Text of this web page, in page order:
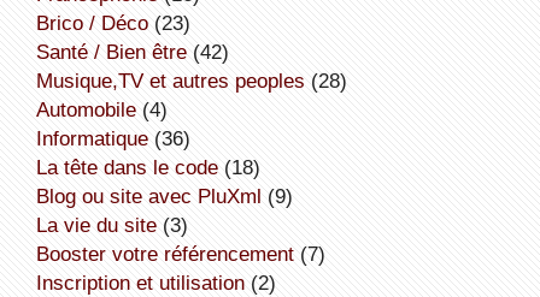
Brico / Déco(23)
Santé / Bien être(42)
Musique,TV et autres peoples (28)
Automobile(4)
informatique(36)
la tête dans le code(18)
Blog ou site avec PluXml (9)
la vie du site(3)
booster votre référencement(7)
inscription et utilisation(2)